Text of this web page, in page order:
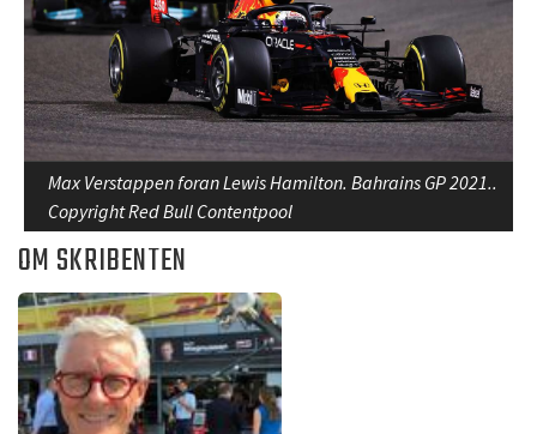
Max Verstappen foran Lewis Hamilton. Bahrains GP 2021..
Copyright Red Bull Contentpool
OM SKRIBENTEN